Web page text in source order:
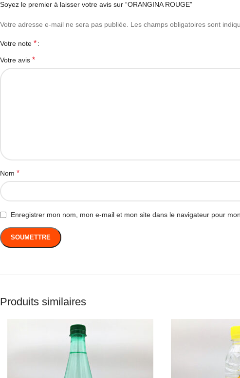
Soyez le premier à laisser votre avis sur “ORANGINA ROUGE”
Votre adresse e-mail ne sera pas publiée. Les champs obligatoires sont
Votre note *
Votre avis *
Nom *
Enregistrer mon nom, mon e-mail et mon site dans le navigateur pour
Produits similaires